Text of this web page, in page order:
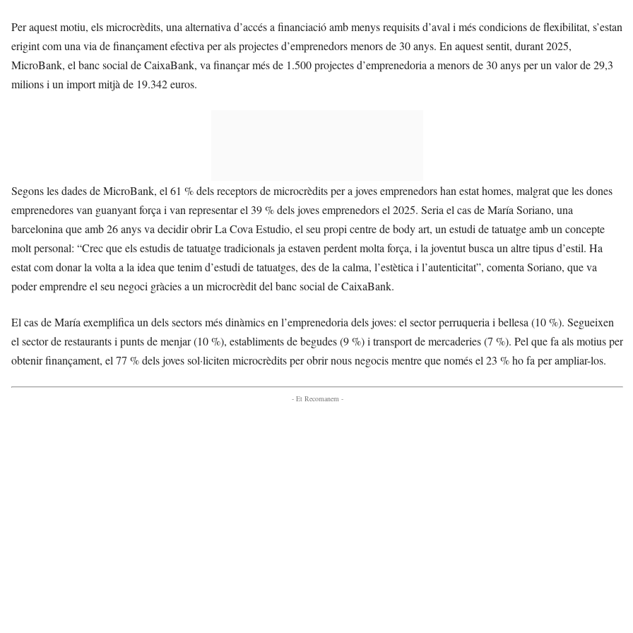
Per aquest motiu, els microcrèdits, una alternativa d’accés a financiació amb menys requisits d’aval i més condicions de flexibilitat, s’estan
erigint com una via de finançament efectiva per als projectes d’emprenedors menors de 30 anys. En aquest sentit, durant 2025,
MicroBank, el banc social de CaixaBank, va finançar més de 1.500 projectes d’emprenedoria a menors de 30 anys per un valor de 29,3
milions i un import mitjà de 19.342 euros.
Segons les dades de MicroBank, el 61 % dels receptors de microcrèdits per a joves emprenedors han estat homes, malgrat que les dones
emprenedores van guanyant força i van representar el 39 % dels joves emprenedors el 2025. Seria el cas de María Soriano, una
barcelonina que amb 26 anys va decidir obrir La Cova Estudio, el seu propi centre de body art, un estudi de tatuatge amb un concepte
molt personal: “Crec que els estudis de tatuatge tradicionals ja estaven perdent molta força, i la joventut busca un altre tipus d’estil. Ha
estat com donar la volta a la idea que tenim d’estudi de tatuatges, des de la calma, l’estètica i l’autenticitat”, comenta Soriano, que va
poder emprendre el seu negoci gràcies a un microcrèdit del banc social de CaixaBank.
El cas de María exemplifica un dels sectors més dinàmics en l’emprenedoria dels joves: el sector perruqueria i bellesa (10 %). Segueixen
el sector de restaurants i punts de menjar (10 %), establiments de begudes (9 %) i transport de mercaderies (7 %). Pel que fa als motius per
obtenir finançament, el 77 % dels joves sol·liciten microcrèdits per obrir nous negocis mentre que només el 23 % ho fa per ampliar-los.
- Et Recomanem -